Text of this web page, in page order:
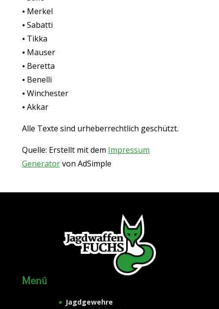
⦁ Merkel
⦁ Sabatti
⦁ Tikka
⦁ Mauser
⦁ Beretta
⦁ Benelli
⦁ Winchester
⦁ Akkar
Alle Texte sind urheberrechtlich geschützt.
Quelle: Erstellt mit dem Impressum
Generatorvon AdSimple
Menü
Jagdgewehre